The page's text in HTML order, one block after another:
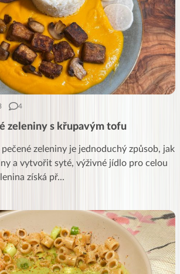
4
zeleniny s křupavým tofu
pečené zeleniny je jednoduchý způsob, jak
a vytvořit syté, výživné jídlo pro celou
získá př...